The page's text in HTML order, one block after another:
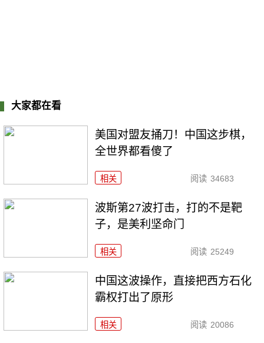
大家都在看
美国对盟友捅刀！中国这步棋，
全世界都看傻了
相关 阅读 34683
波斯第27波打击，打的不是靶
子，是美利坚命门
相关 阅读 25249
中国这波操作，直接把西方石化
霸权打出了原形
相关 阅读 20086